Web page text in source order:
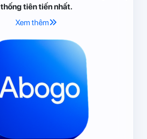
thống tiên tiến nhất.
Xem thêm